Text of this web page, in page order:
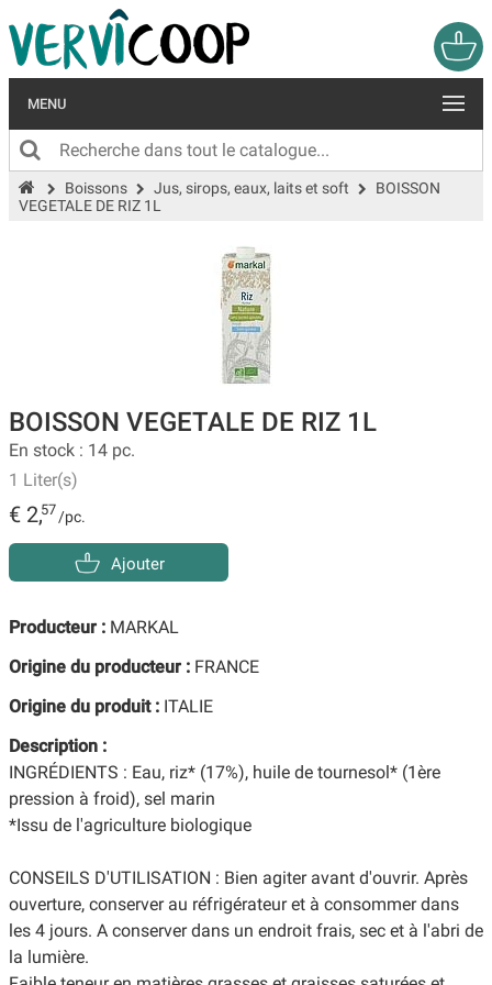
MENU
Boissons Jus, sirops, eaux, laits et soft
BOISSON
VEGETALE DE RIZ 1L
BOISSON VEGETALE DE RIZ 1L
En stock : 14 pc.
1 Liter(s)
€ 2,57 /pc.
Ajouter
Producteur : MARKAL
Origine du producteur : FRANCE
Origine du produit : ITALIE
Description :
INGRÉDIENTS : Eau, riz* (17%), huile de tournesol* (1ère
pression à froid), sel marin
*Issu de l'agriculture biologique
CONSEILS D'UTILISATION : Bien agiter avant d'ouvrir. Après
ouverture, conserver au réfrigérateur et à consommer dans
les 4 jours. A conserver dans un endroit frais, sec et à l'abri de
la lumière.